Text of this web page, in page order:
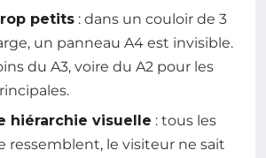
petits : dans un couloir de 3
un panneau A4 est invisible.
du A3, voire du A2 pour les
hiérarchie visuelle : tous les
ressemblent, le visiteur ne sait